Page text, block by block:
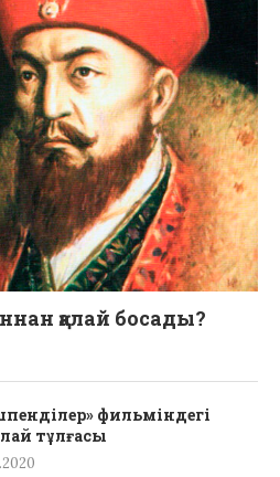
қалай босады?
фильміндегі
тұлғасы